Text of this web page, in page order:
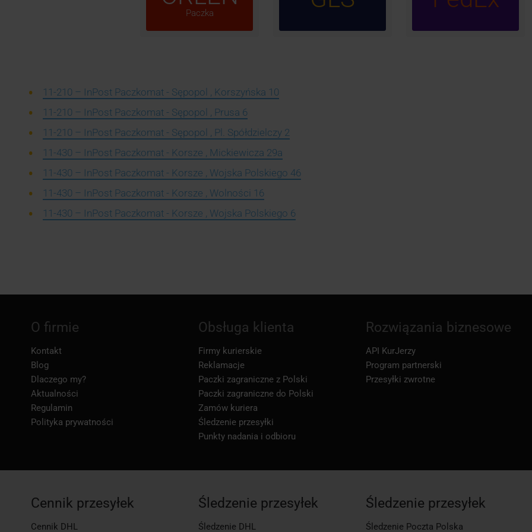
Paczka
11-210 – InPost Paczkomat - Sępopol , Korszyńska 10
11-210 – InPost Paczkomat - Sępopol , Prusa 6
11-210 – InPost Paczkomat - Sępopol , Pl. Spółdzielczy 2
11-430 – InPost Paczkomat - Korsze , Mickiewicza 29a
11-430 – InPost Paczkomat - Korsze , Wojska Polskiego 46
11-430 – InPost Paczkomat - Korsze , Wolności 16
11-430 – InPost Paczkomat - Korsze , Wojska Polskiego 6
O firmie
Kontakt
Blog
Dlaczego my?
Aktualności
Regulamin
Polityka prywatności
Obsługa klienta
Firmy kurierskie
Reklamacje
Paczki zagraniczne z Polski
Paczki zagraniczne do Polski
Zamów kuriera
Śledzenie przesyłki
Punkty nadania i odbioru
Rozwiązania biznesowe
API KurJerzy
Program partnerski
Przesyłki zwrotne
Cennik przesyłek
Cennik DHL
Śledzenie przesyłek
Śledzenie DHL
Śledzenie przesyłek
Śledzenie Poczta Polska